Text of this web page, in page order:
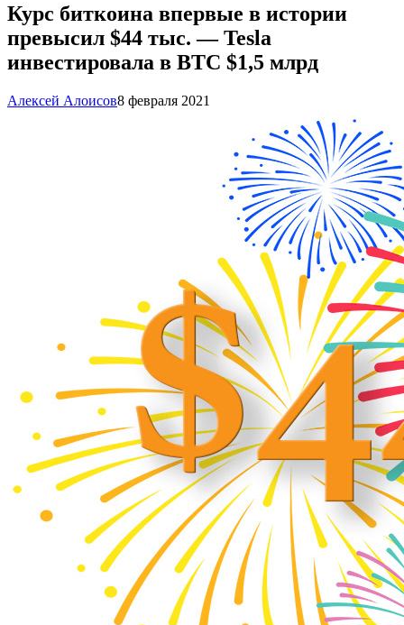
Курс биткоина впервые в истории
превысил $44 тыс. — Tesla
инвестировала в BTC $1,5 млрд
Алексей Алоисов8 февраля 2021